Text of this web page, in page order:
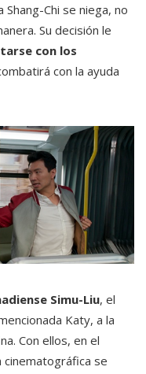
Chi se niega, no
Su decisión le
con los
con la ayuda
Simu-Liu, el
Katy, a la
Con ellos, en el
se